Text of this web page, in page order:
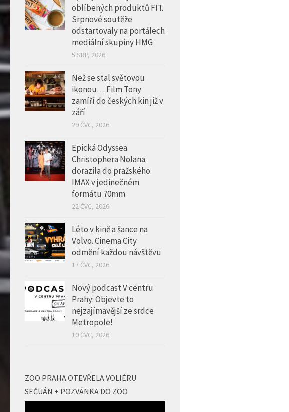
odstartovaly na portálech
mediální skupiny HMG
5 SRP, 2026
Než se stal světovou
zamíří do českých kin již v
září
29 ČVC, 2026
Epická Odyssea
dorazila do pražského
IMAX v jedinečném
formátu 70mm
22 ČVC, 2026
Léto v kině a šance na
odmění každou návštěvu
17 ČVC, 2026
Nový podcast V centru
nejzajímavější ze srdce
Metropole!
10 ČVC, 2026
Video
přehrávač